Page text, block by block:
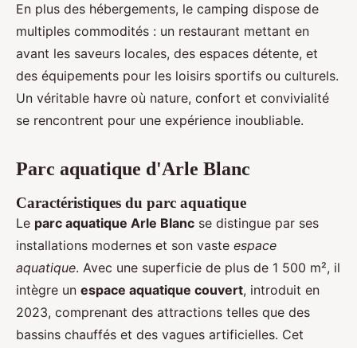
En plus des hébergements, le camping dispose de
multiples commodités : un restaurant mettant en
avant les saveurs locales, des espaces détente, et
des équipements pour les loisirs sportifs ou culturels.
Un véritable havre où nature, confort et convivialité
se rencontrent pour une expérience inoubliable.
Parc aquatique d'Arle Blanc
Caractéristiques du parc aquatique
Le parc aquatique Arle Blanc se distingue par ses
installations modernes et son vaste espace
aquatique. Avec une superficie de plus de 1 500 m², il
intègre un espace aquatique couvert, introduit en
2023, comprenant des attractions telles que des
bassins chauffés et des vagues artificielles. Cet